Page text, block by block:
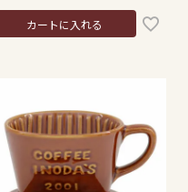
カートに入れる